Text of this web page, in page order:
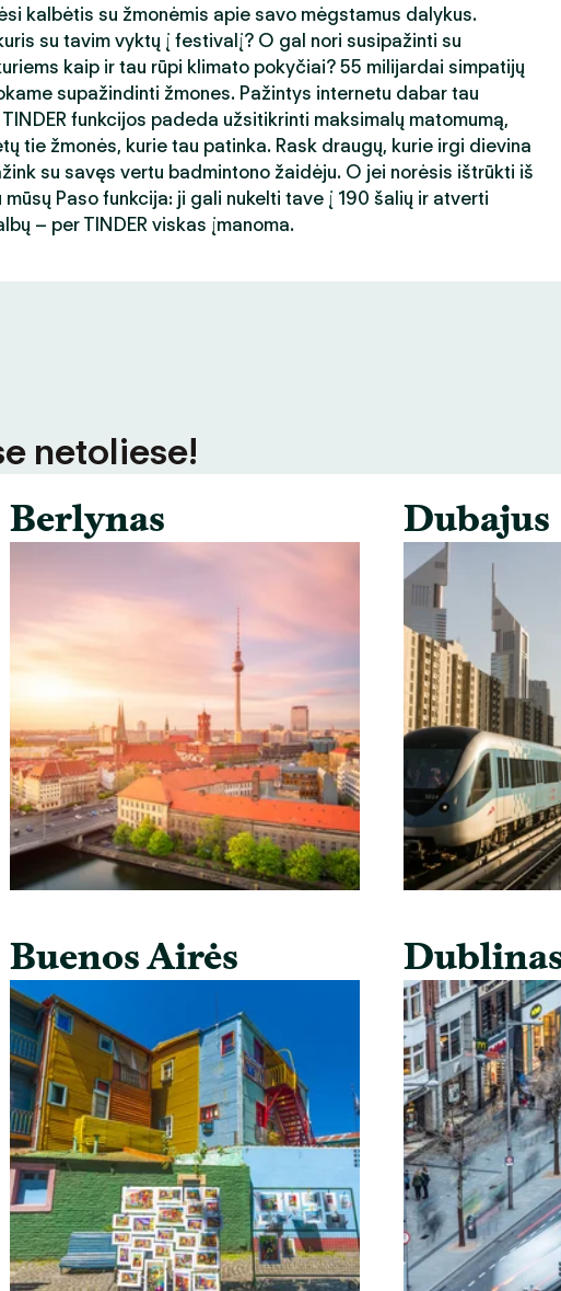
kalbėtis su žmonėmis apie savo mėgstamus dalykus.
su tavim vyktų į festivalį? O gal nori susipažinti su
kaip ir tau rūpi klimato pokyčiai? 55 milijardai simpatijų
supažindinti žmones. Pažintys internetu dabar tau
funkcijos padeda užsitikrinti maksimalų matomumą,
tie žmonės, kurie tau patinka. Rask draugų, kurie irgi dievina
su savęs vertu badmintono žaidėju. O jei norėsis ištrūkti iš
mūsų Paso funkcija: ji gali nukelti tave į 190 šalių ir atverti
– per TINDER viskas įmanoma.
netoliese!
Berlynas
Buenos Airės
Dubajus